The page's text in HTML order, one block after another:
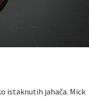
istaknutih jahača. Mick